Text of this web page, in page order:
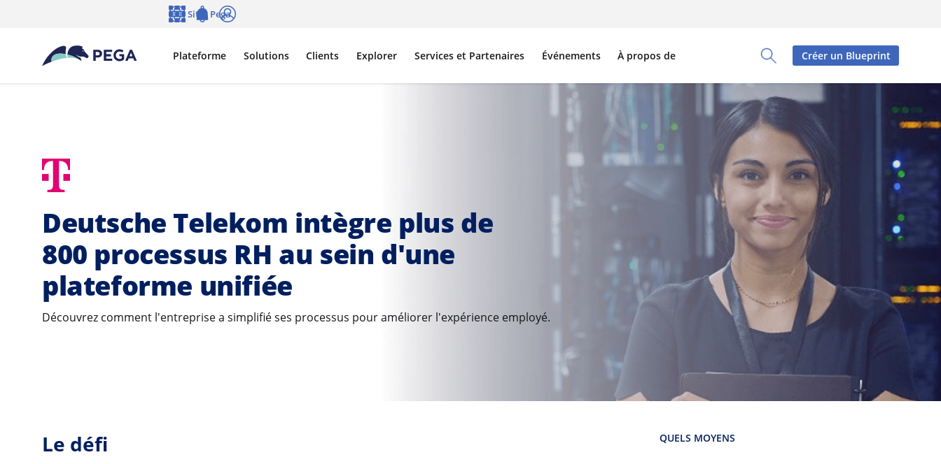
Passer directement au contenu principal
Toggle Search Panel
Plateforme Solutions Clients Explorer Services et Partenaires Événements À propos de
Sites Pega
Créer un Blueprint
Deutsche Telekom intègre plus de
800 processus RH au sein d'une
plateforme unifiée
Découvrez comment l'entreprise a simplifié ses processus pour améliorer l'expérience employé.
Le défi QUELS MOYENS